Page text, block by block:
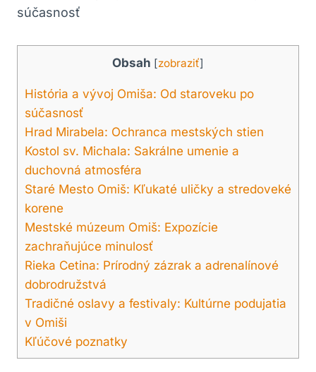
Obsah [zobraziť]
História a vývoj Omiša: Od staroveku po
súčasnosť
Hrad Mirabela: Ochranca mestských stien
Kostol sv. Michala: Sakrálne umenie a
duchovná atmosféra
Staré Mesto Omiš: Kľukaté uličky a stredoveké
korene
Mestské múzeum Omiš: Expozície
zachraňujúce minulosť
Rieka Cetina: Prírodný zázrak a adrenalínové
dobrodružstvá
Tradičné oslavy a festivaly: Kultúrne podujatia
v Omiši
Kľúčové poznatky